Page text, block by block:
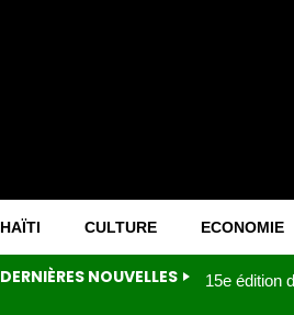
HAÏTI CULTURE ECONOMIE
DERNIÈRES NOUVELLES